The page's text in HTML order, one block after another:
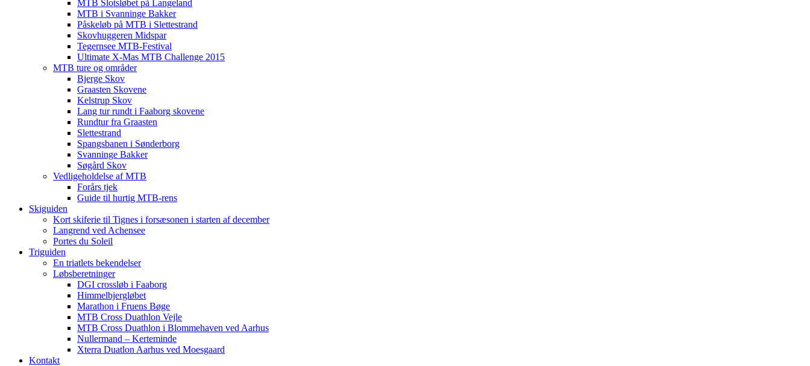
MTB Slotsløbet på Langeland
MTB i Svanninge Bakker
Påskeløb på MTB i Slettestrand
Skovhuggeren Midspar
Tegernsee MTB-Festival
Ultimate X-Mas MTB Challenge 2015
MTB ture og områder
Bjerge Skov
Graasten Skovene
Kelstrup Skov
Lang tur rundt i Faaborg skovene
Rundtur fra Graasten
Slettestrand
Spangsbanen i Sønderborg
Svanninge Bakker
Søgård Skov
Vedligeholdelse af MTB
Forårs tjek
Guide til hurtig MTB-rens
Skiguiden
Kort skiferie til Tignes i forsæsonen i starten af december
Langrend ved Achensee
Portes du Soleil
Triguiden
En triatlets bekendelser
Løbsberetninger
DGI crossløb i Faaborg
Himmelbjergløbet
Marathon i Fruens Bøge
MTB Cross Duathlon Vejle
MTB Cross Duathlon i Blommehaven ved Aarhus
Nullermand – Kerteminde
Xterra Duatlon Aarhus ved Moesgaard
Kontakt